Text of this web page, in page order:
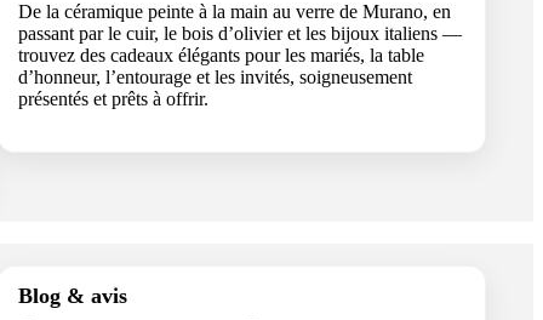
De la céramique peinte à la main au verre de Murano, en
passant par le cuir, le bois d’olivier et les bijoux italiens —
trouvez des cadeaux élégants pour les mariés, la table
d’honneur, l’entourage et les invités, soigneusement
présentés et prêts à offrir.
Blog & avis